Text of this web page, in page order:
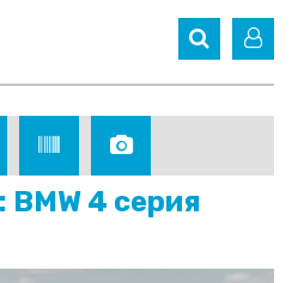
4 серия